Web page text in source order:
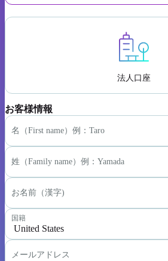
法人口座
お客様情報
名（First name）例：Taro
姓（Family name）例：Yamada
お名前（漢字)
国籍
メールアドレス